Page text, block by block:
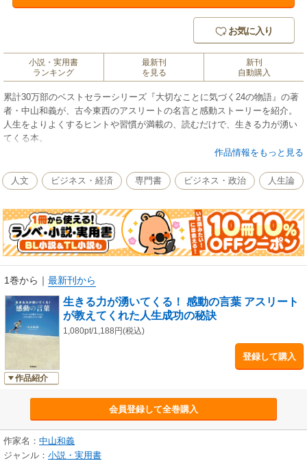
お気に入り
小説・実用書
ランキング
最新刊
を見る
新刊
自動購入
累計30万部のベストセラーシリーズ『大切なことに気づく24の物語』の著
者・中山和義が、古今東西のアスリートの名言と感動ストーリーを紹介。
人生をよりよくするヒントや習慣が満載の、読むだけで、生きる力が湧い
てくる本。
作品情報をもっと見る
人文 ビジネス・経済 専門書 ビジネス・政治 人生論
1巻から ｜ 最新刊から
作品紹介
生きる力が湧いてくる！ 感動の言葉 アスリート
が教えてくれた人生成功の秘訣
1,080pt/1,188円(税込)
登録して購入
会員登録して全巻購入
作家名： 中山和義
ジャンル： 小説・実用書